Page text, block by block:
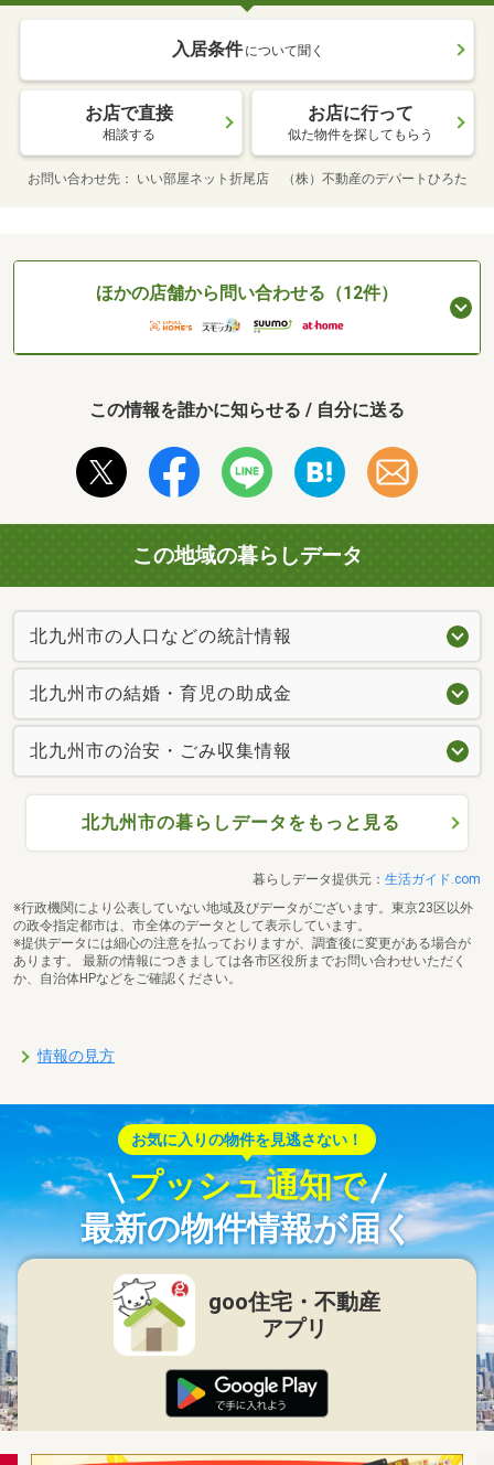
入居条件 について聞く
お店で直接
相談する
お店に行って
似た物件を探してもらう
お問い合わせ先 いい部屋ネット折尾店 （株）不動産のデパートひろた
ほかの店舗から問い合わせる（12件）
この情報を誰かに知らせる / 自分に送る
この地域の暮らしデータ
北九州市の人口などの統計情報
北九州市の結婚・育児の助成金
北九州市の治安・ごみ収集情報
北九州市の暮らしデータをもっと見る
暮らしデータ提供元： 生活ガイド.com
※行政機関により公表していない地域及びデータがございます。東京23区以外
の政令指定都市は、市全体のデータとして表示しています。
※提供データには細心の注意を払っておりますが、調査後に変更がある場合が
あります。 最新の情報につきましては各市区役所までお問い合わせいただく
か、自治体HPなどをご確認ください。
情報の見方
お気に入りの物件を見逃さない！
プッシュ通知で
最新の物件情報が届く
goo住宅・不動産
アプリ